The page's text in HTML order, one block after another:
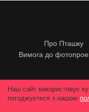
Про Пташку
Вимога до
Будь-яке використання
Наш сайт використовує
погоджуєтеся з нашою